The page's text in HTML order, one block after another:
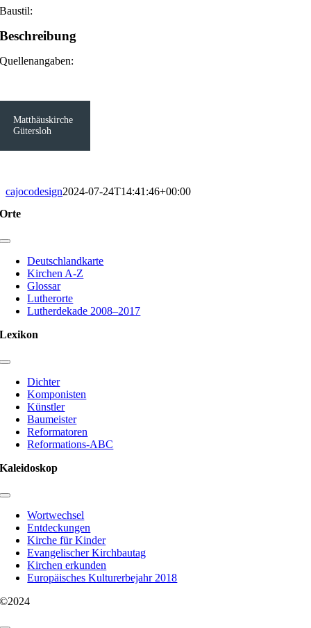
Baustil:
Beschreibung
Quellenangaben:
Matthäuskirche
Gütersloh
cajocodesign2024-07-24T14:41:46+00:00
Orte
Toggle
NavigationDeutschlandkarte
Kirchen A-Z
Glossar
Lutherorte
Lutherdekade 2008–2017
Lexikon
Toggle
Navigation
Dichter
Komponisten
Künstler
Baumeister
Reformatoren
Reformations-ABC
Kaleidoskop
Toggle
NavigationWortwechsel
Entdeckungen
Kirche für Kinder
Evangelischer Kirchbautag
Kirchen erkunden
Europäisches Kulturerbejahr 2018
©2024